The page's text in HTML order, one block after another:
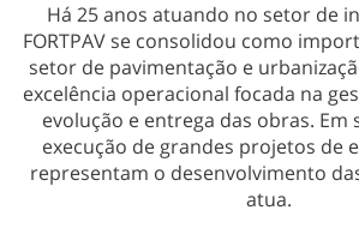
Há 25 anos atuando no setor de
FORTPAV se consolidou como
setor de pavimentação e
excelência operacional focada na
evolução e entrega das obras. Em
execução de grandes projetos de
representam o desenvolvimento
atua.